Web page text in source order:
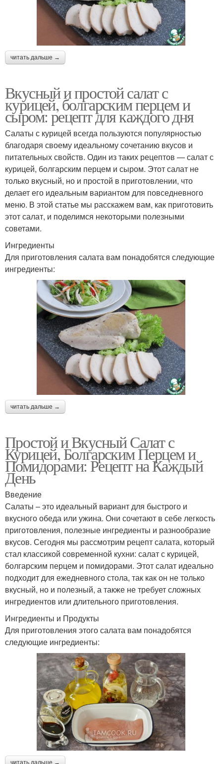
читать дальше →
Вкусный и простой салат с
курицей, болгарским перцем и
сыром: рецепт для каждого дня
Салаты с курицей всегда пользуются популярностью
благодаря своему идеальному сочетанию вкусов и
питательных свойств. Один из таких рецептов — салат с
курицей, болгарским перцем и сыром. Этот салат не
только вкусный, но и простой в приготовлении, что
делает его идеальным вариантом для повседневного
меню. В этой статье мы расскажем вам, как приготовить
этот салат, и поделимся некоторыми полезными
советами.
Ингредиенты
Для приготовления салата вам понадобятся следующие
ингредиенты:
читать дальше →
Простой и Вкусный Салат с
Курицей, Болгарским Перцем и
Помидорами: Рецепт на Каждый
День
Введение
Салаты – это идеальный вариант для быстрого и
вкусного обеда или ужина. Они сочетают в себе легкость
приготовления, полезные ингредиенты и разнообразие
вкусов. Сегодня мы рассмотрим рецепт салата, который
стал классикой современной кухни: салат с курицей,
болгарским перцем и помидорами. Этот салат идеально
подходит для ежедневного стола, так как он не только
вкусный, но и полезный, а также не требует сложных
ингредиентов или длительного приготовления.
Ингредиенты и Продукты
Для приготовления этого салата вам понадобятся
следующие ингредиенты:
читать дальше →